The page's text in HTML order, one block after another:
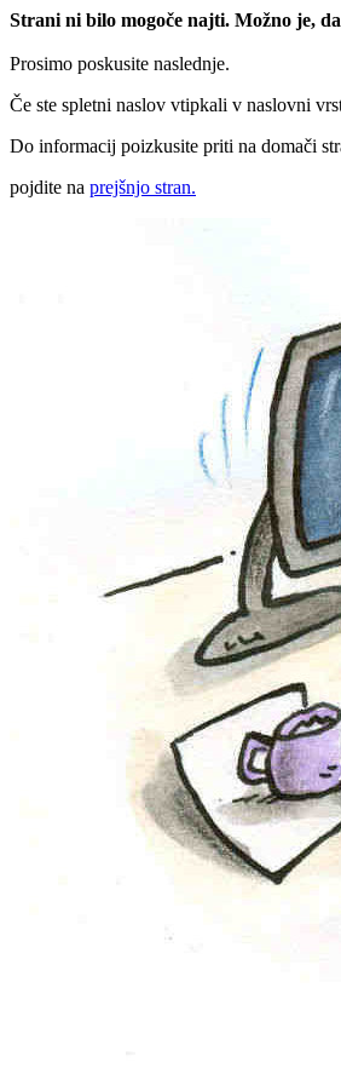
Strani ni bilo mogoče najti. Možno je,
Prosimo poskusite naslednje.
Če ste spletni naslov vtipkali v naslovni
Do informacij poizkusite priti na domači
pojdite na prejšnjo stran.